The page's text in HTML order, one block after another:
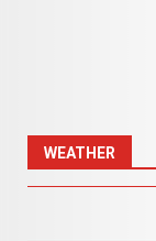
WEATHER